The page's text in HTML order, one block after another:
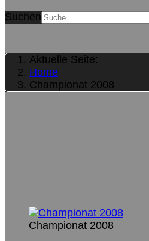
Suchen
Aktuelle Seite:
Home
Championat 2008
Championat 2008